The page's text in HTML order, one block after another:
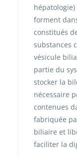
forment
constitués
substances
vésicule
partie du
stocker la
nécessaire
contenues
fabriquée
biliaire et
faciliter la